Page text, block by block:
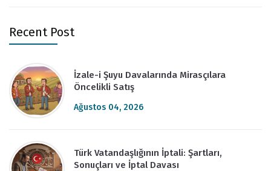
Recent Post
İzale-i Şuyu Davalarında Mirasçılara
Öncelikli Satış
Ağustos 04, 2026
Türk Vatandaşlığının İptali: Şartları,
Sonuçları ve İptal Davası